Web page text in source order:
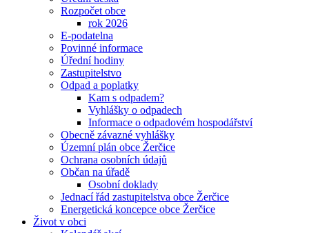
Rozpočet obce
rok 2026
E-podatelna
Povinné informace
Úřední hodiny
Zastupitelstvo
Odpad a poplatky
Kam s odpadem?
Vyhlášky o odpadech
Informace o odpadovém hospodářství
Obecně závazné vyhlášky
Územní plán obce Žerčice
Ochrana osobních údajů
Občan na úřadě
Osobní doklady
Jednací řád zastupitelstva obce Žerčice
Energetická koncepce obce Žerčice
Život v obci